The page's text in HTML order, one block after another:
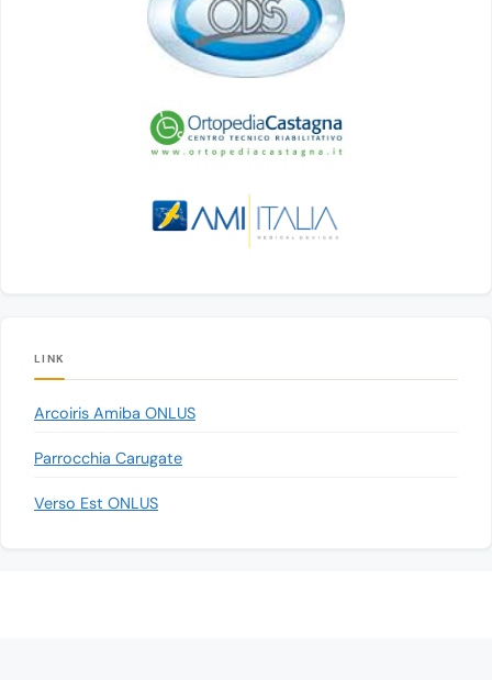
LINK
Arcoiris Amiba ONLUS
Parrocchia Carugate
Verso Est ONLUS